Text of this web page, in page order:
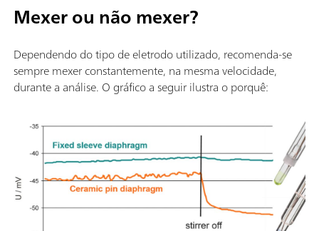
Mexer ou não mexer?
Dependendo do tipo de eletrodo utilizado, recomenda-se
sempre mexer constantemente, na mesma velocidade,
durante a análise. O gráfico a seguir ilustra o porquê: